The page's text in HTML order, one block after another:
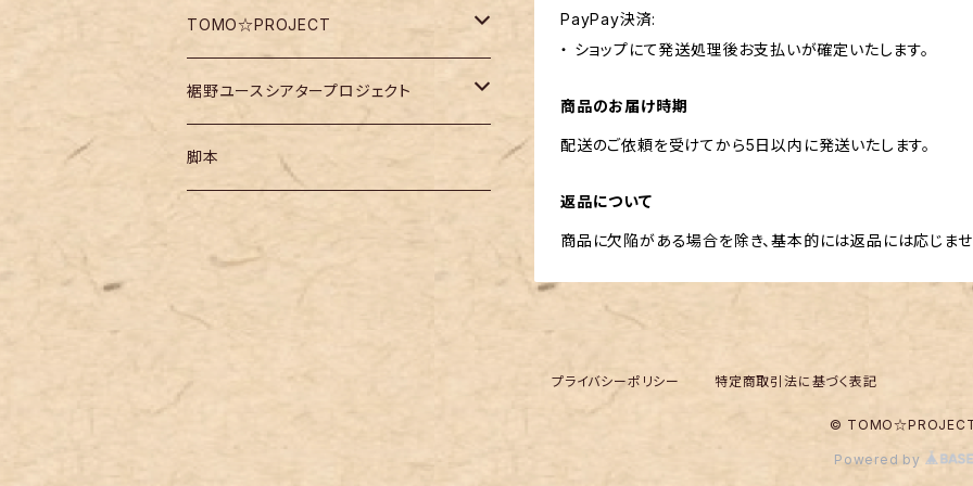
PayPay決済:
・ ショップにて発送処理後お支払いが確定いたします。
商品のお届け時期
配送のご依頼を受けてから5日以内に発送いたします。
返品について
商品に欠陥がある場合を除き、基本的には返品には応じませ
DVD・Blu-ray
脚本
チケット
TOMO☆PROJECT
チケット
脚本
裾野ユースシアタープロジェクト
チケット
脚本
プライバシーポリシー 特定商取引法に基づく表記
©
Powered by